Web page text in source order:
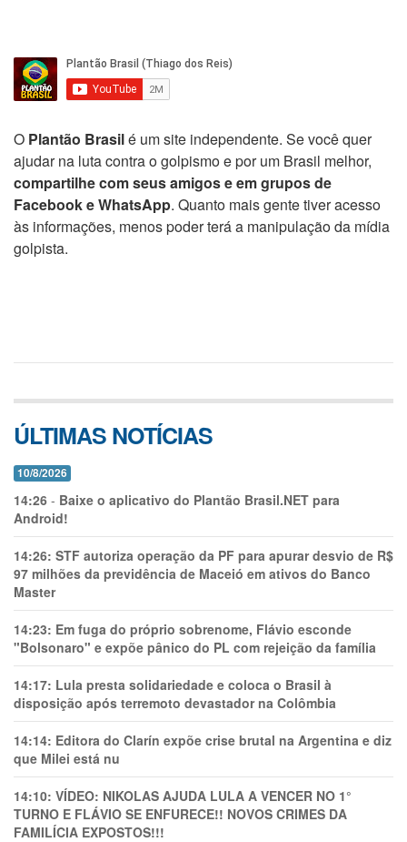
O Plantão Brasilé um site independente. Se você quer
ajudar na luta contra o golpismo e por um Brasil melhor,
compartilhe com seus amigos e em grupos de
Facebook e WhatsApp. Quanto mais gente tiver acesso
às informações, menos poder terá a manipulação da mídia
golpista.
ÚLTIMAS NOTÍCIAS
10/8/2026
14:26 - Baixe o aplicativo do Plantão Brasil.NET para
Android!
14:26: STF autoriza operação da PF para apurar desvio de R$
97 milhões da previdência de Maceió em ativos do Banco
Master
14:23: Em fuga do próprio sobrenome, Flávio esconde
"Bolsonaro" e expõe pânico do PL com rejeição da família
14:17: Lula presta solidariedade e coloca o Brasil à
disposição após terremoto devastador na Colômbia
14:14: Editora do Clarín expõe crise brutal na Argentina e diz
que Milei está nu
14:10: VÍDEO: NIKOLAS AJUDA LULA A VENCER NO 1°
TURNO E FLÁVIO SE ENFURECE!! NOVOS CRIMES DA
FAMILÍCIA EXPOSTOS!!!